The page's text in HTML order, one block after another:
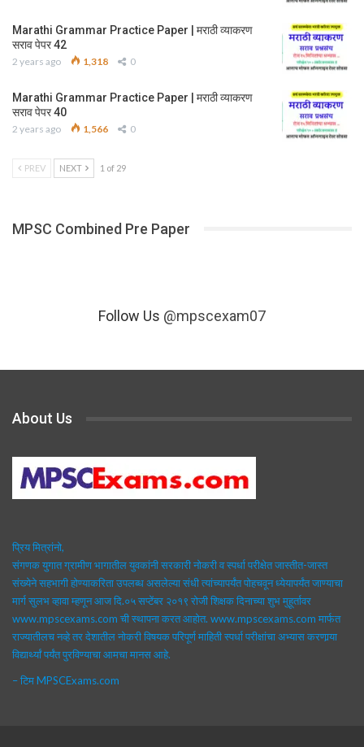
Marathi Grammar Practice Paper | मराठी व्याकरण
सराव पेपर 42
2 years ago 1,318 0
Marathi Grammar Practice Paper | मराठी व्याकरण
सराव पेपर 40
2 years ago 1,566 0
PREV NEXT 1 of 29
MPSC Combined Pre Paper
Follow Us @mpscexam07
About Us
प्रिय मित्रांनो,
संगणक युगात ग्रामीण भागातील युवकांनी सरकारी नोकरी व स्पर्धा परीक्षेत जास्तीत-जास्त
संख्येने सहभागी होण्याकरिता उपलब्ध असलेल्या संधी त्यांच्यापर्यंत पोहचवून ध्येयापर्यंत जाण्याचा
मार्ग सुलभ व्हावा म्हणून आज दि.०५ सप्टेंबर २०१९ रोजी शिक्षक दिनाच्या शुभ मुहूर्तावर
www.mpscexams.com ची स्थापना करत आहोत. www.mpscexams.com मार्फत
राज्यातीलच नव्हे तर देशातील नोकरी विषयक परिपूर्ण माहिती स्पर्धा परीक्षांचा अभ्यास करणार्‍या
विद्यार्थ्यां पर्यंत पुरविण्याचा आमचा मानस आहे.
– टिम MPSCExams.com